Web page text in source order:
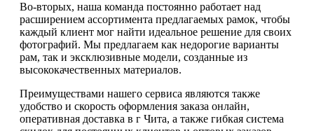
Во-вторых, наша команда постоянно работает над
расширением ассортимента предлагаемых рамок, чтобы
каждый клиент мог найти идеальное решение для своих
фотографий. Мы предлагаем как недорогие варианты
рам, так и эксклюзивные модели, созданные из
высококачественных материалов.
Преимуществами нашего сервиса являются также
удобство и скорость оформления заказа онлайн,
оперативная доставка в г Чита, а также гибкая система